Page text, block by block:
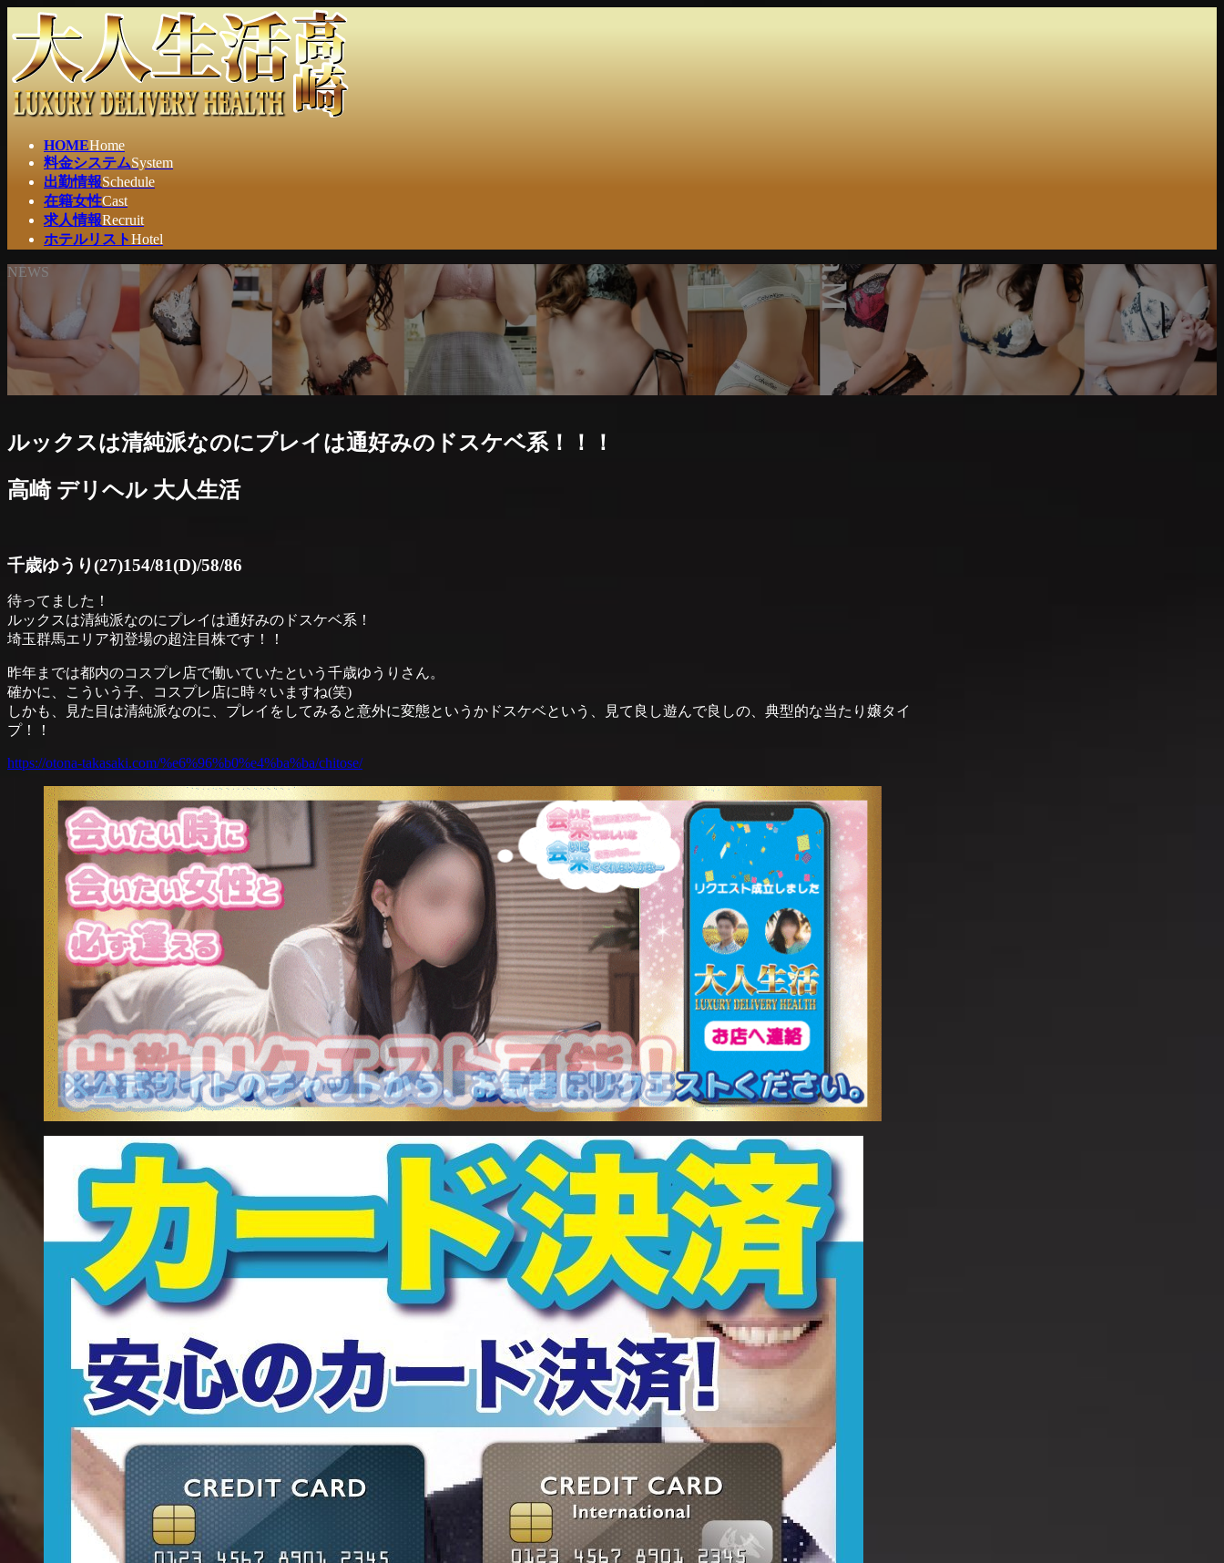
ン
ン
ツ
へ
ビ
ー
シ
ョ
HOMEHome
料金システムSystem
出勤情報Schedule
在籍女性Cast
求人情報Recruit
ホテルリストHotel
NEWS
ルックスは清純派なのにプレイは通好みのドスケベ系！！！
高崎 デリヘル 大人生活
千歳ゆうり(27)154/81(D)/58/86
待ってました！
ルックスは清純派なのにプレイは通好みのドスケベ系！
埼玉群馬エリア初登場の超注目株です！！
昨年までは都内のコスプレ店で働いていたという千歳ゆうりさん。
確かに、こういう子、コスプレ店に時々いますね(笑)
しかも、見た目は清純派なのに、プレイをしてみると意外に変態というかドスケベという、見て良し遊んで良しの、典型的な当たり嬢タイ
プ！！
https://otona-takasaki.com/%e6%96%b0%e4%ba%ba/chitose/